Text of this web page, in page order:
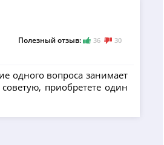
Полезный отзыв: 36 30
одного вопроса занимает
приобретете один